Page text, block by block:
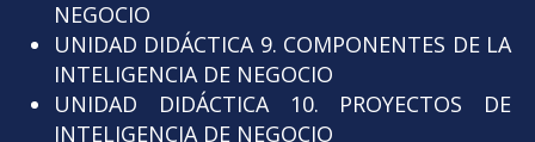
NEGOCIO
UNIDAD DIDÁCTICA 9. COMPONENTES DE LA
INTELIGENCIA DE NEGOCIO
UNIDAD DIDÁCTICA 10. PROYECTOS DE
INTELIGENCIA DE NEGOCIO